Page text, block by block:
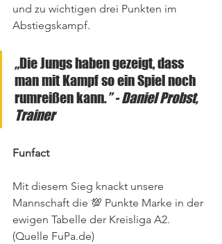
und zu wichtigen drei Punkten im
Abstiegskampf.
„Die Jungs haben gezeigt, dass
man mit Kampf so ein Spiel noch
rumreißen kann.” - Daniel Probst,
Trainer
Funfact
Mit diesem Sieg knackt unsere
Mannschaft die 💯 Punkte Marke in der
ewigen Tabelle der Kreisliga A2.
(Quelle FuPa.de)